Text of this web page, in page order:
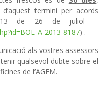
termini per acords
de 26 de juliol –
A-2013-8187) .
als vostres assessors
qualsevol dubte sobre el
de l’AGEM.